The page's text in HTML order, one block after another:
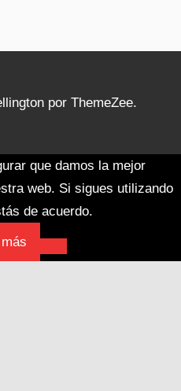
por ThemeZee.
que damos la mejor
web. Si sigues utilizando
de acuerdo.